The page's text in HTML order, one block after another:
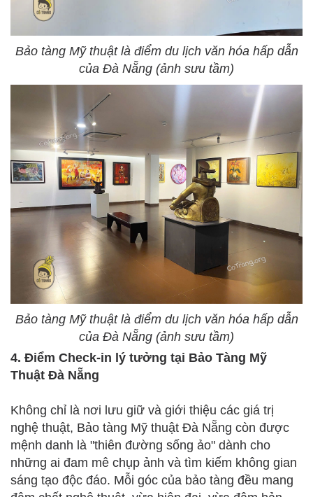
Bảo tàng Mỹ thuật là điểm du lịch văn hóa hấp dẫn
của Đà Nẵng (ảnh sưu tầm)
Bảo tàng Mỹ thuật là điểm du lịch văn hóa hấp dẫn
của Đà Nẵng (ảnh sưu tầm)
4. Điểm Check-in lý tưởng tại Bảo Tàng Mỹ
Thuật Đà Nẵng
Không chỉ là nơi lưu giữ và giới thiệu các giá trị
nghệ thuật, Bảo tàng Mỹ thuật Đà Nẵng còn được
mệnh danh là "thiên đường sống ảo" dành cho
những ai đam mê chụp ảnh và tìm kiếm không gian
sáng tạo độc đáo. Mỗi góc của bảo tàng đều mang